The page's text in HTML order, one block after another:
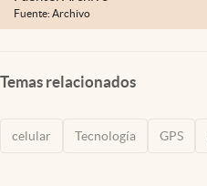
Fuente: Archivo
Temas relacionados
celular Tecnología GPS